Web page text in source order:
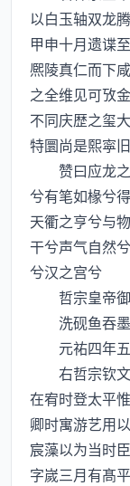
以白玉轴双龙
甲申十月遗谍
熈陵真仁而下
之全维见可攷
不同庆歴之玺
特圜尚是熙寜
赞曰应龙之
兮有笔如椽兮
天衢之亨兮与
干兮声气自然
兮汉之宫兮
哲宗皇帝御
洗砚鱼吞墨
元祐四年五
右哲宗钦文
在宥时登太平
卿时寓游艺用
宸藻以为当时
字嵗三月有髙